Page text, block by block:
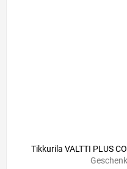
Tikkurila VALTTI PLUS